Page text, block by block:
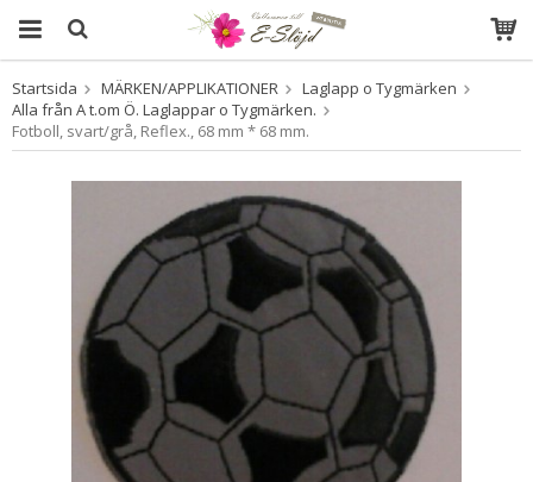
Produkten har blivit tillagd i varukorgen
Startsida MÄRKEN/APPLIKATIONER
Laglapp o Tygmärken
Alla från A t.om Ö. Laglappar o Tygmärken.
Fotboll, svart/grå, Reflex., 68 mm * 68 mm.